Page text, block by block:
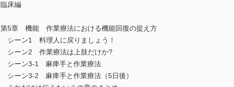
臨床編
第5章 機能 作業療法における機能回復の捉え方
シーン1 料理人に戻りましょう！
シーン2 作業療法は上肢だけか?
シーン3-1 麻痺手と作業療法
シーン3-2 麻痺手と作業療法（5日後）